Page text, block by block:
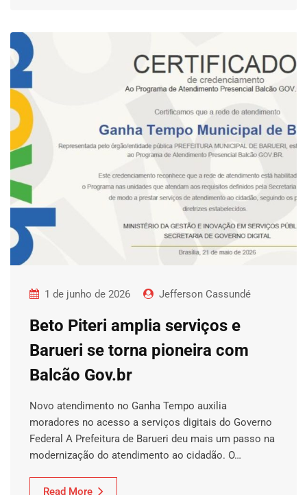
1 de junho de 2026 Jefferson Cassundé
Beto Piteri amplia serviços e
Barueri se torna pioneira com
Balcão Gov.br
Novo atendimento no Ganha Tempo auxilia
moradores no acesso a serviços digitais do Governo
Federal A Prefeitura de Barueri deu mais um passo na
modernização do atendimento ao cidadão. O…
Read More